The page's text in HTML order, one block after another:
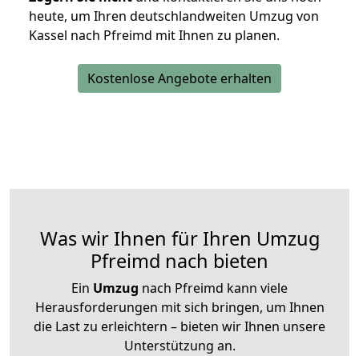
heute, um Ihren deutschlandweiten Umzug von
Kassel nach Pfreimd mit Ihnen zu planen.
Kostenlose Angebote erhalten
Was wir Ihnen für Ihren Umzug
Pfreimd nach bieten
Ein Umzug nach Pfreimd kann viele
Herausforderungen mit sich bringen, um Ihnen
die Last zu erleichtern – bieten wir Ihnen unsere
Unterstützung an.